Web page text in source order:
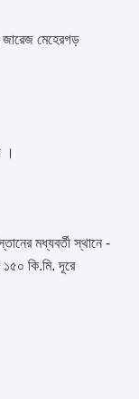
মেহেরগড়
।
মধ্যবর্তী স্থানে -
১৫০ কি.মি. দূরে